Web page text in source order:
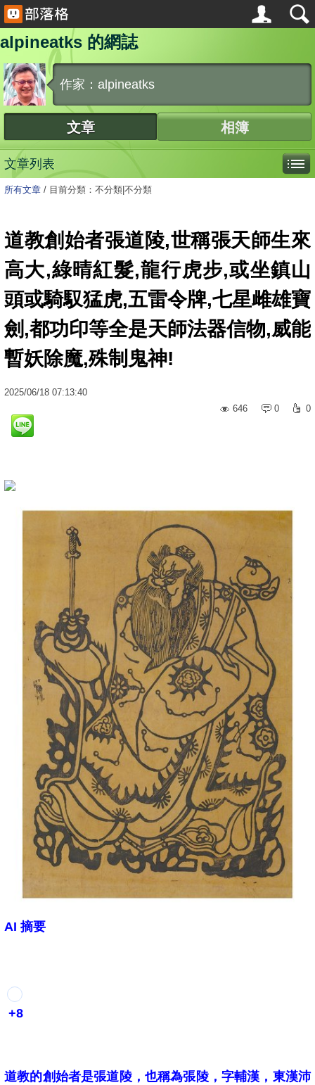
alpineatks 的網誌
作家：alpineatks
文章 相簿
文章列表
所有文章 / 目前分類：不分類|不分類
道教創始者張道陵,世稱張天師生來
高大,綠晴紅髮,龍行虎步,或坐鎮山
頭或騎馭猛虎,五雷令牌,七星雌雄寶
劍,都功印等全是天師法器信物,威能
暫妖除魔,殊制鬼神!
2025/06/18 07:13:40
646
0 0
AI 摘要
+8
道教的創始者是張道陵，也稱為張陵，字輔漢，東漢沛